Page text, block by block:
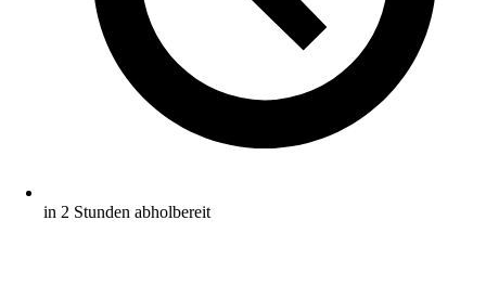
in 2 Stunden abholbereit